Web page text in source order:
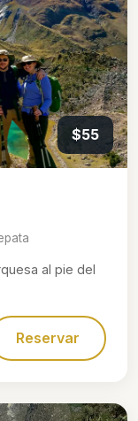
$55
al pie del
Reservar